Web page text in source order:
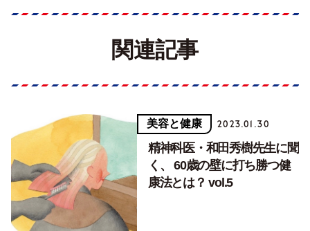
関連記事
美容と健康 2023.01.30
精神科医・和田秀樹先生に聞
く、 60歳の壁に打ち勝つ健
康法とは？ vol.5